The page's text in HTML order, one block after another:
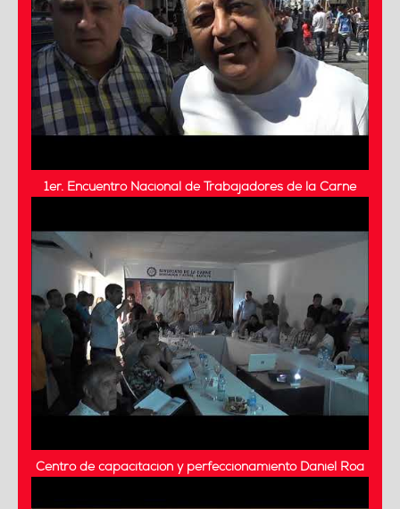
1er. Encuentro Nacional de Trabajadores de la Carne
Centro de capacitación y perfeccionamiento Daniel Roa